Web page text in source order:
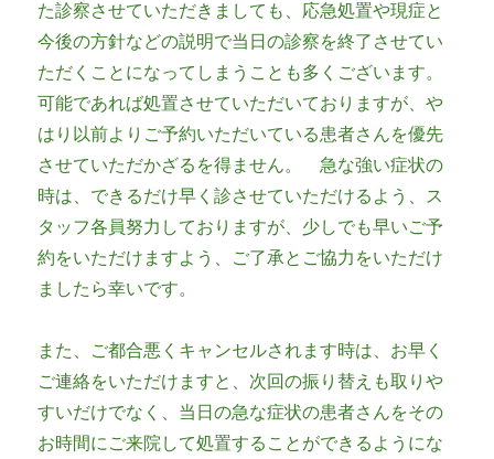
た診察させていただきましても、応急処置や現症と
今後の方針などの説明で当日の診察を終了させてい
ただくことになってしまうことも多くございます。
可能であれば処置させていただいておりますが、や
はり以前よりご予約いただいている患者さんを優先
させていただかざるを得ません。 急な強い症状の
時は、できるだけ早く診させていただけるよう、ス
タッフ各員努力しておりますが、少しでも早いご予
約をいただけますよう、ご了承とご協力をいただけ
ましたら幸いです。
また、ご都合悪くキャンセルされます時は、お早く
ご連絡をいただけますと、次回の振り替えも取りや
すいだけでなく、当日の急な症状の患者さんをその
お時間にご来院して処置することができるようにな